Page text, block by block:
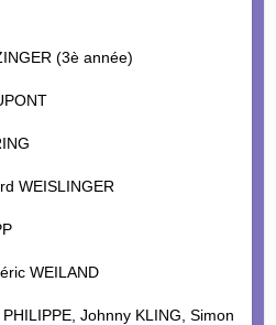
(3è année)
WEISLINGER
WEILAND
Johnny KLING, Simon